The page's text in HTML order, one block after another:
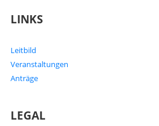
LINKS
Leitbild
Veranstaltungen
Anträge
LEGAL